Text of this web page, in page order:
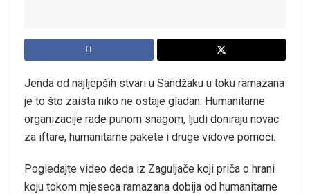
Jenda od najljepših stvari u Sandžaku u toku ramazana
je to što zaista niko ne ostaje gladan. Humanitarne
organizacije rade punom snagom, ljudi doniraju novac
za iftare, humanitarne pakete i druge vidove pomoći.
Pogledajte video deda iz Zaguljače koji priča o hrani
koju tokom mjeseca ramazana dobija od humanitarne